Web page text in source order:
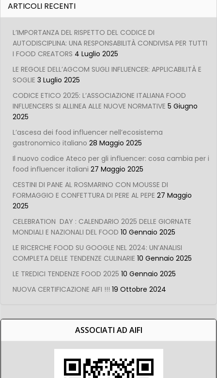
ARTICOLI RECENTI
L’IMPORTANZA DEL RISPETTO DEL CODICE DI
AUTODISCIPLINA: UNA RESPONSABILITÀ CONDIVISA PER TUTTI
I FOOD CREATORS 4 Luglio 2025
LE REGOLE DELL’AGCOM SUGLI INFLUENCER: APPLICABILITÀ E
SOGLIE 3 Luglio 2025
CODICE ETICO 2025: L’ASSOCIAZIONE ITALIANA FOOD
INFLUENCERS SI ALLINEA ALLE NUOVE NORMATIVE 5 Giugno
2025
L’ascesa dei food influencer nell’ecosistema
gastronomico italiano 28 Maggio 2025
Il nuovo codice Ateco per gli influencer: cosa cambia per i
food influencer italiani 27 Maggio 2025
CESTINI DI PANE AL ROSMARINO CON MOUSSE DI
FORMAGGIO E CONFETTURA DI PERE AL PEPE 27 Maggio
2025
CELEBRATION DAY : CALENDARIO 2025 DELLE GIORNATE
MONDIALI E NAZIONALI DEL FOOD 10 Gennaio 2025
LE RICERCHE FOOD SU GOOGLE NEL 2024: UN’ANALISI
COMPLETA DELLE TENDENZE CULINARIE 10 Gennaio 2025
LE TREDICI TENDENZE FOOD 2025 10 Gennaio 2025
NUOVA CERTIFICAZIONE AIFI !!! 19 Ottobre 2024
ASSOCIATI AD AIFI